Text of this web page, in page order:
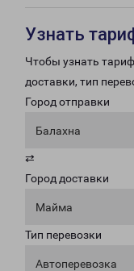
Узнать
Чтобы узнать
доставки, тип
Город отправки
Балахна
⇄
Город доставки
Майма
Тип перевозки
Автоперевозка